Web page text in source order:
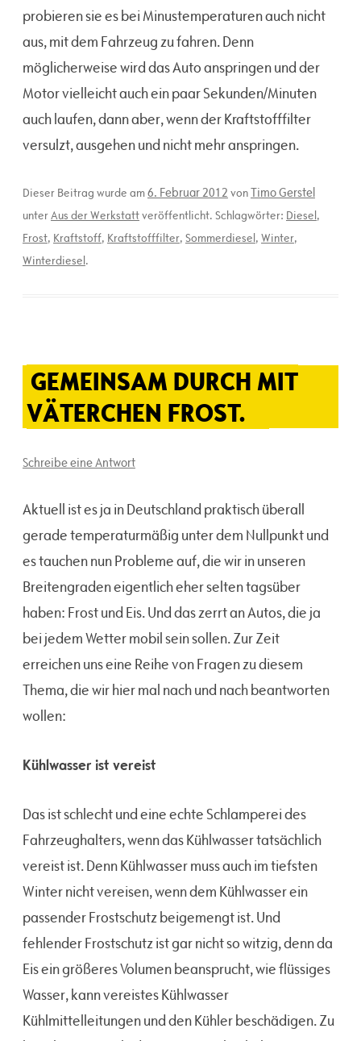
probieren sie es bei Minustemperaturen auch nicht
aus, mit dem Fahrzeug zu fahren. Denn
möglicherweise wird das Auto anspringen und der
Motor vielleicht auch ein paar Sekunden/Minuten
auch laufen, dann aber, wenn der Kraftstofffilter
versulzt, ausgehen und nicht mehr anspringen.
Dieser Beitrag wurde am6. Februar 2012 vonTimo Gerstel
unterAus der Werkstattveröffentlicht. Schlagwörter: Diesel,
Frost, Kraftstoff, Kraftstofffilter, Sommerdiesel, Winter,
Winterdiesel.
GEMEINSAM DURCH MIT
VÄTERCHEN FROST.
Schreibe eine Antwort
Aktuell ist es ja in Deutschland praktisch überall
gerade temperaturmäßig unter dem Nullpunkt und
es tauchen nun Probleme auf, die wir in unseren
Breitengraden eigentlich eher selten tagsüber
haben: Frost und Eis. Und das zerrt an Autos, die ja
bei jedem Wetter mobil sein sollen. Zur Zeit
erreichen uns eine Reihe von Fragen zu diesem
Thema, die wir hier mal nach und nach beantworten
wollen:
Kühlwasser ist vereist
Das ist schlecht und eine echte Schlamperei des
Fahrzeughalters, wenn das Kühlwasser tatsächlich
vereist ist. Denn Kühlwasser muss auch im tiefsten
Winter nicht vereisen, wenn dem Kühlwasser ein
passender Frostschutz beigemengt ist. Und
fehlender Frostschutz ist gar nicht so witzig, denn da
Eis ein größeres Volumen beansprucht, wie flüssiges
Wasser, kann vereistes Kühlwasser
Kühlmittelleitungen und den Kühler beschädigen. Zu